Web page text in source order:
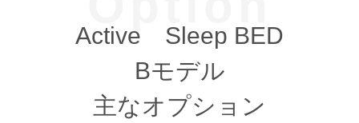
Active Sleep BED
Bモデル
主なオプション